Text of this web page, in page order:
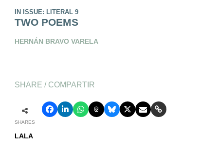
IN ISSUE: LITERAL 9
TWO POEMS
HERNÁN BRAVO VARELA
SHARE / COMPARTIR
SHARES
LALA